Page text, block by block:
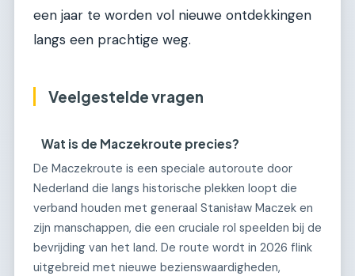
een jaar te worden vol nieuwe ontdekkingen
langs een prachtige weg.
Veelgestelde vragen
Wat is de Maczekroute precies?
De Maczekroute is een speciale autoroute door
Nederland die langs historische plekken loopt die
verband houden met generaal Stanisław Maczek en
zijn manschappen, die een cruciale rol speelden bij de
bevrijding van het land. De route wordt in 2026 flink
uitgebreid met nieuwe bezienswaardigheden,